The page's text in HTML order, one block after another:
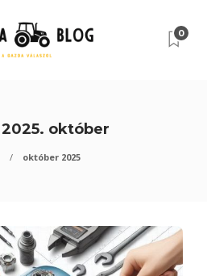
0
2025. október
október 2025